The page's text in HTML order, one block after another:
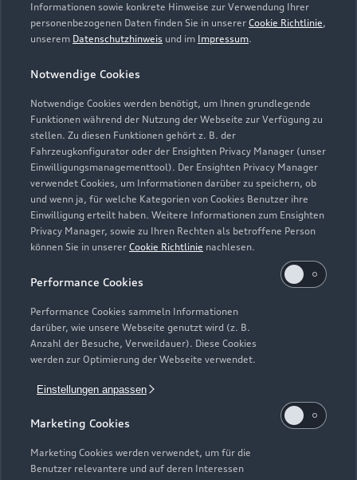
Informationen sowie konkrete Hinweise zur Verwendung Ihrer
personenbezogenen Daten finden Sie in unserer Cookie Richtlinie,
unserem Datenschutzhinweis und im Impressum.
Notwendige Cookies
Notwendige Cookies werden benötigt, um Ihnen grundlegende
Funktionen während der Nutzung der Webseite zur Verfügung zu
stellen. Zu diesen Funktionen gehört z. B. der
Fahrzeugkonfigurator oder der Ensighten Privacy Manager (unser
Einwilligungsmanagementtool). Der Ensighten Privacy Manager
verwendet Cookies, um Informationen darüber zu speichern, ob
und wenn ja, für welche Kategorien von Cookies Benutzer ihre
Einwilligung erteilt haben. Weitere Informationen zum Ensighten
Privacy Manager, sowie zu Ihren Rechten als betroffene Person
können Sie in unserer Cookie Richtlinie nachlesen.
Performance Cookies
Performance Cookies sammeln Informationen
darüber, wie unsere Webseite genutzt wird (z. B.
Anzahl der Besuche, Verweildauer). Diese Cookies
werden zur Optimierung der Webseite verwendet.
Einstellungen anpassen
Marketing Cookies
Marketing Cookies werden verwendet, um für die
Benutzer relevantere und auf deren Interessen
Zur Inspektion
Zurück nach oben
Modelle
Elektromodelle
Plug-in-Hybride
Neuwagensuche
Gebrauchtwagensuche
Geschäftskunden
Service & Zubehör
Saisonale Angebote
Audi Services
Garantie
Audi digital services
Support
Audi Code
Über Audi
Unternehmen